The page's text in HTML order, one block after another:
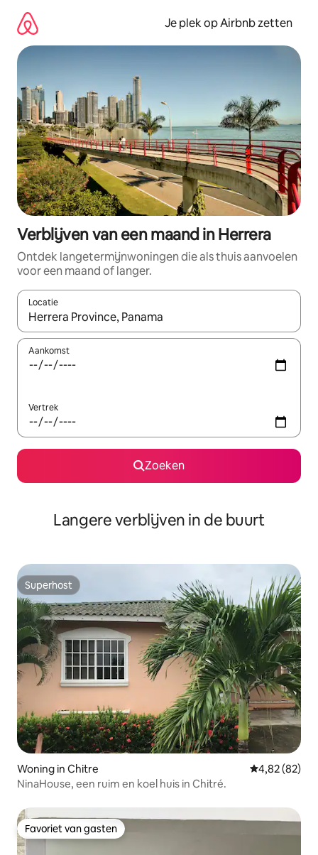
direct
naar
inhoud
Je plek op Airbnb zetten
Verblijven van een maand in Herrera
Ontdek langetermijnwoningen die als thuis aanvoelen
voor een maand of langer.
Locatie
Wanneer er resultaten beschikbaar zijn, maak je een keuze
Aankomst
Vertrek
Zoeken
Langere verblijven in de buurt
Superhost
Superhost
Woning in Chitre Gemiddelde
4,82 (82)
NinaHouse, een ruim en koel huis in Chitré.
Favoriet van gasten
Favoriet van gasten